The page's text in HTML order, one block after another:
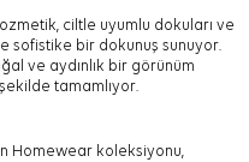
ciltle uyumlu dokuları ve
sofistike bir dokunuş sunuyor.
ve aydınlık bir görünüm
tamamlıyor.
Homewear koleksiyonu,